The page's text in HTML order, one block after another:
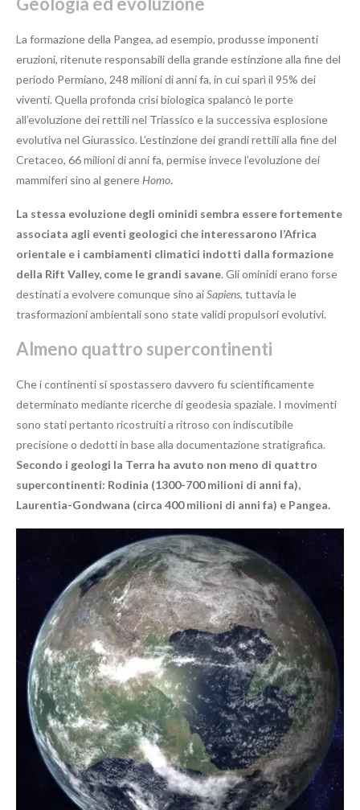
La formazione della Pangea, ad esempio, produsse imponenti
eruzioni, ritenute responsabili della grande estinzione alla fine del
periodo Permiano, 248 milioni di anni fa, in cui sparì il 95% dei
viventi. Quella profonda crisi biologica spalancò le porte
all’evoluzione dei rettili nel Triassico e la successiva esplosione
evolutiva nel Giurassico. L’estinzione dei grandi rettili alla fine del
Cretaceo, 66 milioni di anni fa, permise invece l’evoluzione dei
mammiferi sino al genere Homo.
La stessa evoluzione degli ominidi sembra essere fortemente
associata agli eventi geologici che interessarono l’Africa
orientale e i cambiamenti climatici indotti dalla formazione
della Rift Valley, come le grandi savane. Gli ominidi erano forse
destinati a evolvere comunque sino aiSapiens, tuttavia le
trasformazioni ambientali sono state validi propulsori evolutivi.
Almeno quattro supercontinenti
Che i continenti si spostassero davvero fu scientificamente
determinato mediante ricerche di geodesia spaziale. I movimenti
sono stati pertanto ricostruiti a ritroso con indiscutibile
precisione o dedotti in base alla documentazione stratigrafica.
Secondo i geologi la Terra ha avuto non meno di quattro
supercontinenti: Rodinia (1300-700 milioni di anni fa),
Laurentia-Gondwana (circa 400 milioni di anni fa) e Pangea.